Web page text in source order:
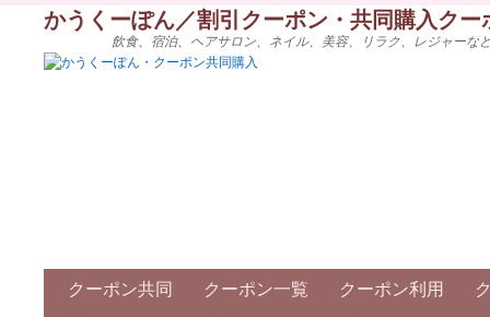
かうくーぽん／割引クーポン・共同購入ク
飲食、宿泊、ヘアサロン、ネイル、美容、リラク、レジャー
クーポン共同 クーポン一覧 クーポン利用